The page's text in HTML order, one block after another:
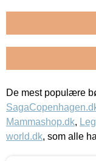
De mest populære
Mammashop.dk,
world.dk, som alle